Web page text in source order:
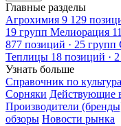
Главные разделы
Агрохимия 9 129
19 групп Мелиорация
877 позиций · 25 групп
Теплицы 18 позиций ·
Узнать больше
Справочник по
Сорняки Действующие
Производители
обзоры Новости рынка